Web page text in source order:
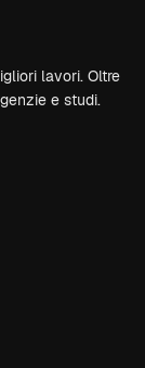
lavori. Oltre
e studi.